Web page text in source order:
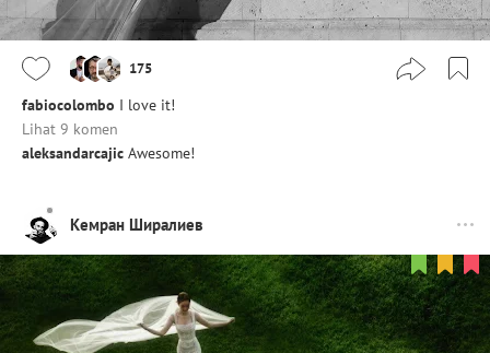
175
fabiocolombo I love it!
Lihat 9 komen
aleksandarcajic Awesome!
Кемран Ширалиев